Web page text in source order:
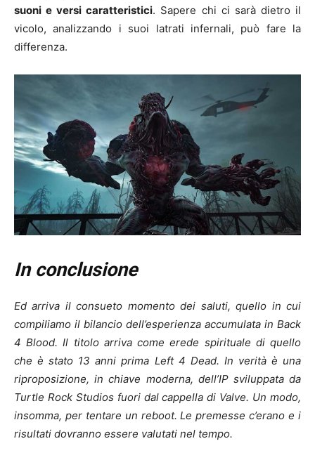
suoni e versi caratteristici. Sapere chi ci sarà dietro il
vicolo, analizzando i suoi latrati infernali, può fare la
differenza.
In conclusione
Ed arriva il consueto momento dei saluti, quello in cui
compiliamo il bilancio dell’esperienza accumulata in Back
4 Blood. Il titolo arriva come erede spirituale di quello
che è stato 13 anni prima Left 4 Dead. In verità è una
riproposizione, in chiave moderna, dell’IP sviluppata da
Turtle Rock Studios fuori dal cappella di Valve. Un modo,
insomma, per tentare un reboot. Le premesse c’erano e i
risultati dovranno essere valutati nel tempo.